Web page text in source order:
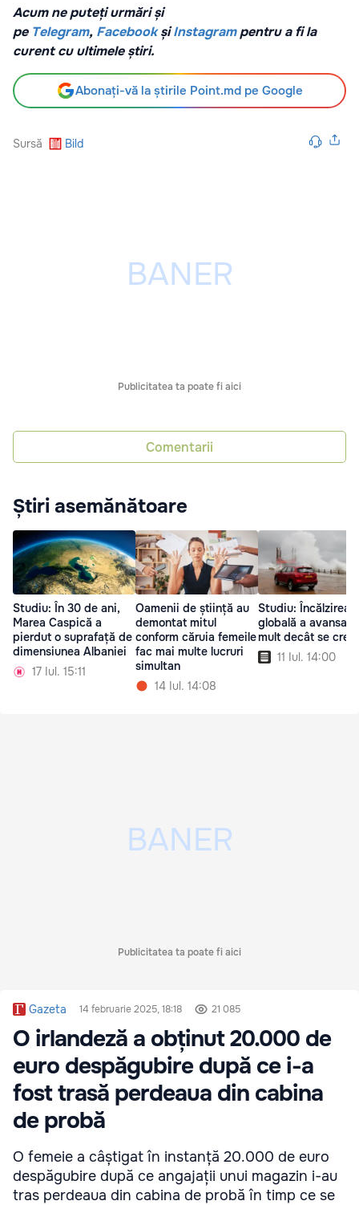
Acum ne puteți urmări și
pe Telegram, Facebook șiInstagrampentru a fi la
curent cu ultimele știri.
Abonați-vă la știrile Point.md pe Google
Sursă Bild
Publicitatea ta poate fi aici
Comentarii
Știri asemănătoare
Studiu: În 30 de ani,
Marea Caspică a
pierdut o suprafață de
dimensiunea Albaniei
17 Iul. 15:11
Oamenii de știință au
demontat mitul
conform căruia femeile
fac mai multe lucruri
simultan
14 Iul. 14:08
Studiu: Încălzirea
globală a avansat
mult decât se
11 Iul. 14:00
Publicitatea ta poate fi aici
Gazeta 14 februarie 2025, 18:18 21 085
O irlandeză a obținut 20.000 de
euro despăgubire după ce i-a
fost trasă perdeaua din cabina
de probă
O femeie a câștigat în instanță 20.000 de euro
despăgubire după ce angajații unui magazin i-au
tras perdeaua din cabina de probă în timp ce se